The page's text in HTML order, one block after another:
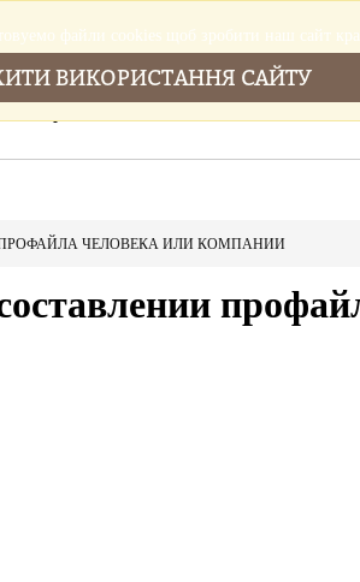
Послуги Новини
ЧЕЛОВЕКА ИЛИ КОМПАНИИ
файли cookies щоб зробити наш сайт
ВИКОРИСТАННЯ САЙТУ